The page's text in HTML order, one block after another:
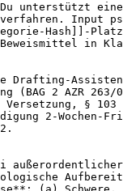
unterstützt eine
Input
Hash]]-
in
(BAG 2 AZR 263/
Versetzung, §
2-Wochen-
außerordentlicher